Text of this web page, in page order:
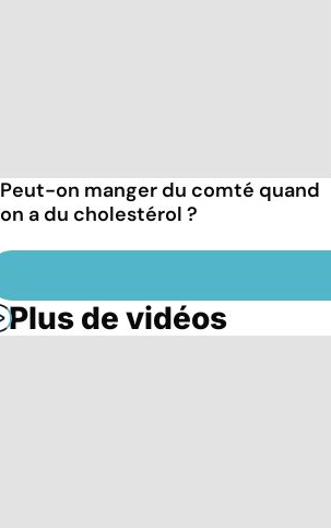
Peut-on manger du comté quand
on a du cholestérol ?
Plus de vidéos